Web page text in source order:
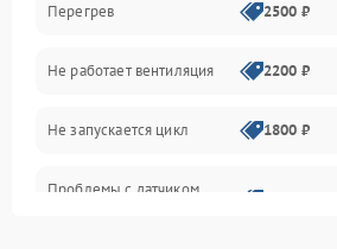
Датчики
Безопасность
Перегрев 2500 ₽
Не работает вентиляция 2200 ₽
Не запускается цикл 1800 ₽
Проблемы с датчиком